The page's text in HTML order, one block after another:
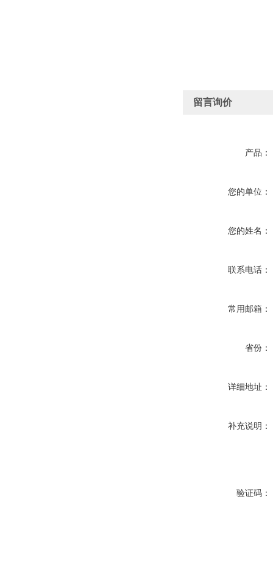
留言询价
产品：
您的单位：
您的姓名：
联系电话：
常用邮箱：
省份：
详细地址：
补充说明：
验证码：